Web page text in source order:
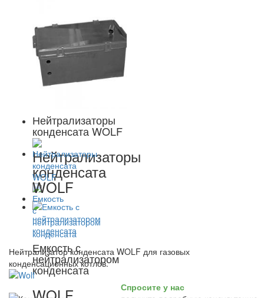
Нейтрализаторы
конденсата WOLF
Нейтрализаторы
конденсата
WOLF
Емкость с
нейтрализатором
конденсата
Нейтрализатор конденсата WOLF для газовых
конденсационных котлов.
Спросите у нас